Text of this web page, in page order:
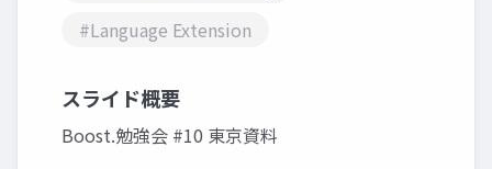
#Language Extension
スライド概要
Boost.勉強会 #10 東京資料